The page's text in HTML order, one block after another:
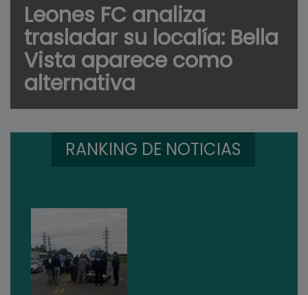
Leones FC analiza
trasladar su localía: Bella
Vista aparece como
alternativa
RANKING DE NOTICIAS